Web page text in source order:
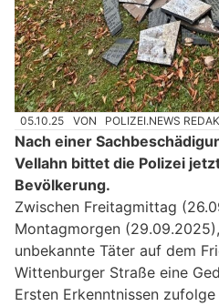
05.10.25 VON POLIZEI.NEWS
Nach einer
Vellahn bittet die Polizei
Bevölkerung.
Zwischen Freitagmittag
Montagmorgen
unbekannte Täter auf dem
Wittenburger Straße eine
Ersten Erkenntnissen